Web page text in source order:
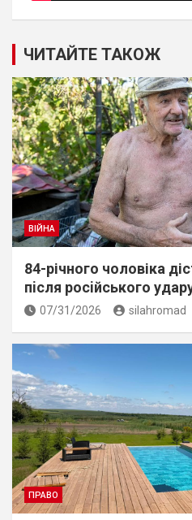
ЧИТАЙТЕ ТАКОЖ
ВІЙНА
84-річного чоловіка
пiсля росiйського
07/31/2026 silahromad
ПРАВО